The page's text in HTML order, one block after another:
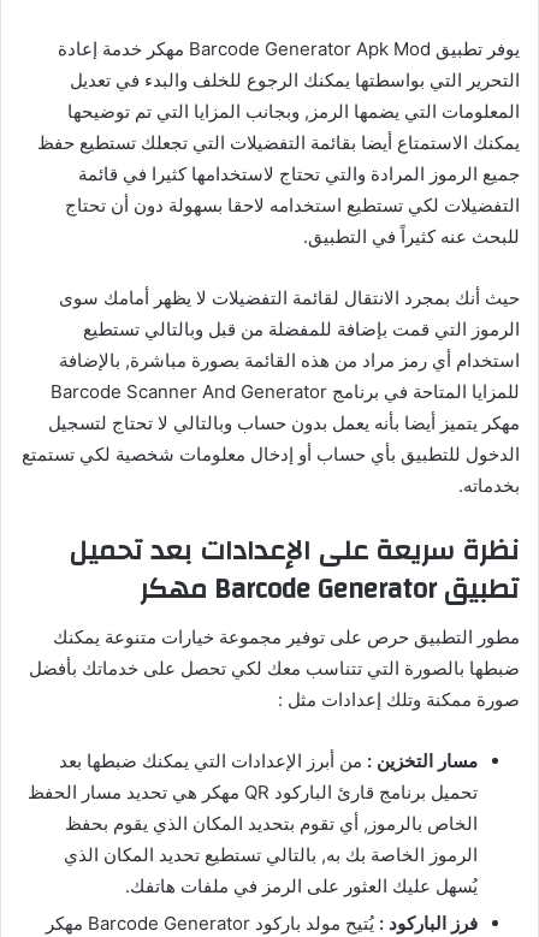
يوفر تطبيق Barcode Generator Apk Mod مهكر خدمة إعادة
التحرير التي بواسطتها يمكنك الرجوع للخلف والبدء في تعديل
المعلومات التي يضمها الرمز, وبجانب المزايا التي تم توضيحها
يمكنك الاستمتاع أيضا بقائمة التفضيلات التي تجعلك تستطيع حفظ
جميع الرموز المرادة والتي تحتاج لاستخدامها كثيرا في قائمة
التفضيلات لكي تستطيع استخدامه لاحقا بسهولة دون أن تحتاج
للبحث عنه كثيراً في التطبيق.
حيث أنك بمجرد الانتقال لقائمة التفضيلات لا يظهر أمامك سوى
الرموز التي قمت بإضافة للمفضلة من قبل وبالتالي تستطيع
استخدام أي رمز مراد من هذه القائمة بصورة مباشرة, بالإضافة
للمزايا المتاحة في برنامج Barcode Scanner And Generator
مهكر يتميز أيضا بأنه يعمل بدون حساب وبالتالي لا تحتاج لتسجيل
الدخول للتطبيق بأي حساب أو إدخال معلومات شخصية لكي تستمتع
بخدماته.
نظرة سريعة على الإعدادات بعد تحميل
تطبيق Barcode Generator مهكر
مطور التطبيق حرص على توفير مجموعة خيارات متنوعة يمكنك
ضبطها بالصورة التي تتناسب معك لكي تحصل على خدماتك بأفضل
صورة ممكنة وتلك إعدادات مثل :
مسار التخزين : من أبرز الإعدادات التي يمكنك ضبطها بعد
تحميل برنامج قارئ الباركود QR مهكر هي تحديد مسار الحفظ
الخاص بالرموز, أي تقوم بتحديد المكان الذي يقوم بحفظ
الرموز الخاصة بك به, بالتالي تستطيع تحديد المكان الذي
يُسهل عليك العثور على الرمز في ملفات هاتفك.
فرز الباركود :
يُتيح مولد باركود Barcode Generator مهكر